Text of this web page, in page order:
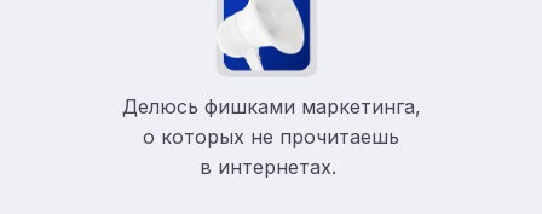
Делюсь фишками маркетинга,
о которых не прочитаешь
в интернетах.